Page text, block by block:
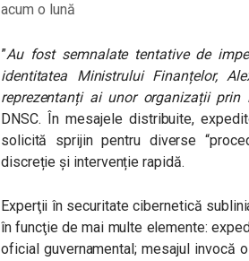
acum o lună
”Au fost semnalate tentative de
identitatea Ministrului Finanțelor,
reprezentanți ai unor organizații prin
DNSC. În mesajele distribuite,
solicită sprijin pentru diverse
discreție și intervenție rapidă.
Experţii în securitate cibernetică
în funcţie de mai multe elemente:
oficial guvernamental; mesajul invocă